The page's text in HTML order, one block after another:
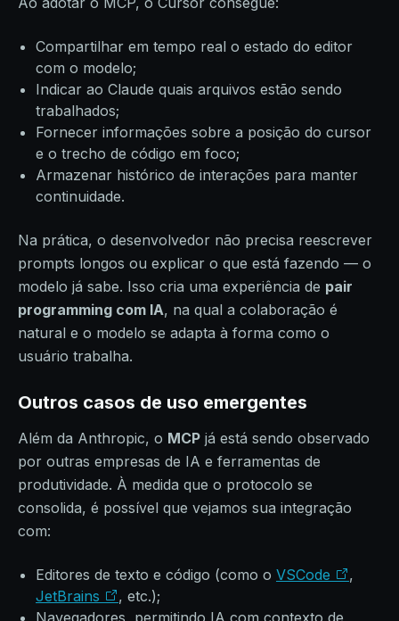
Compartilhar em tempo real o estado do editor
com o modelo;
Indicar ao Claude quais arquivos estão sendo
trabalhados;
Fornecer informações sobre a posição do cursor
e o trecho de código em foco;
Armazenar histórico de interações para manter
continuidade.
Na prática, o desenvolvedor não precisa reescrever
prompts longos ou explicar o que está fazendo — o
modelo já sabe. Isso cria uma experiência de pair
programming com IA, na qual a colaboração é
natural e o modelo se adapta à forma como o
usuário trabalha.
Outros casos de uso emergentes
Além da Anthropic, o MCP já está sendo observado
por outras empresas de IA e ferramentas de
produtividade. À medida que o protocolo se
consolida, é possível que vejamos sua integração
com:
Editores de texto e código (como o VSCode
,
JetBrains
, etc.);
Navegadores, permitindo IA com contexto de